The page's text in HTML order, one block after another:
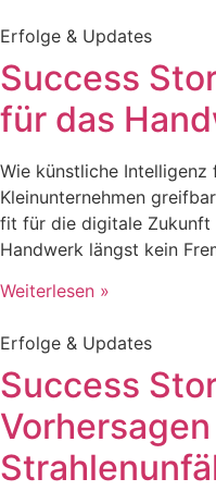
Erfolge & Updates
Success
für das
Wie künstliche Intelligenz
Kleinunternehmen
fit für die digitale Zukunft
Handwerk längst kein
Weiterlesen »
Erfolge & Updates
Success